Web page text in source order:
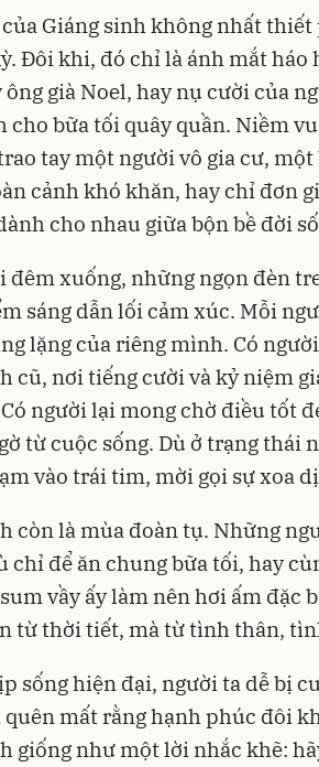
Giáng sinh không nhất
Đôi khi, đó chỉ là ánh mắt
già Noel, hay nụ cười của
cho bữa tối quây quần. Niềm
tay một người vô gia cư,
cảnh khó khăn, hay chỉ đơn
cho nhau giữa bộn bề đời
đêm xuống, những ngọn đèn
sáng dẫn lối cảm xúc. Mỗi
lặng của riêng mình. Có
cũ, nơi tiếng cười và kỷ niệm
người lại mong chờ điều tốt
từ cuộc sống. Dù ở trạng thái
vào trái tim, mời gọi sự xoa
còn là mùa đoàn tụ. Những
chỉ để ăn chung bữa tối, hay
vầy ấy làm nên hơi ấm đặc
từ thời tiết, mà từ tình thân,
sống hiện đại, người ta dễ bị
quên mất rằng hạnh phúc đôi
giống như một lời nhắc khẽ: